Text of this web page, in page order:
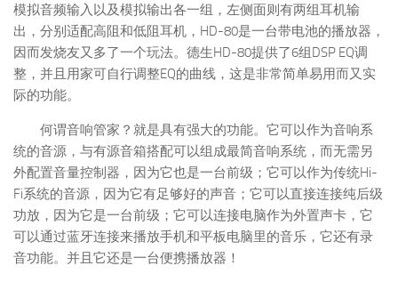
模拟音频输入以及模拟输出各一组，左侧面则有两组耳机输
出，分别适配高阻和低阻耳机，HD-80是一台带电池的播放器，
因而发烧友又多了一个玩法。德生HD-80提供了6组DSP EQ调
整，并且用家可自行调整EQ的曲线，这是非常简单易用而又实
际的功能。
何谓音响管家？就是具有强大的功能。它可以作为音响系
统的音源，与有源音箱搭配可以组成最简音响系统，而无需另
外配置音量控制器，因为它也是一台前级；它可以作为传统Hi-
Fi系统的音源，因为它有足够好的声音；它可以直接连接纯后级
功放，因为它是一台前级；它可以连接电脑作为外置声卡，它
可以通过蓝牙连接来播放手机和平板电脑里的音乐，它还有录
音功能。并且它还是一台便携播放器！